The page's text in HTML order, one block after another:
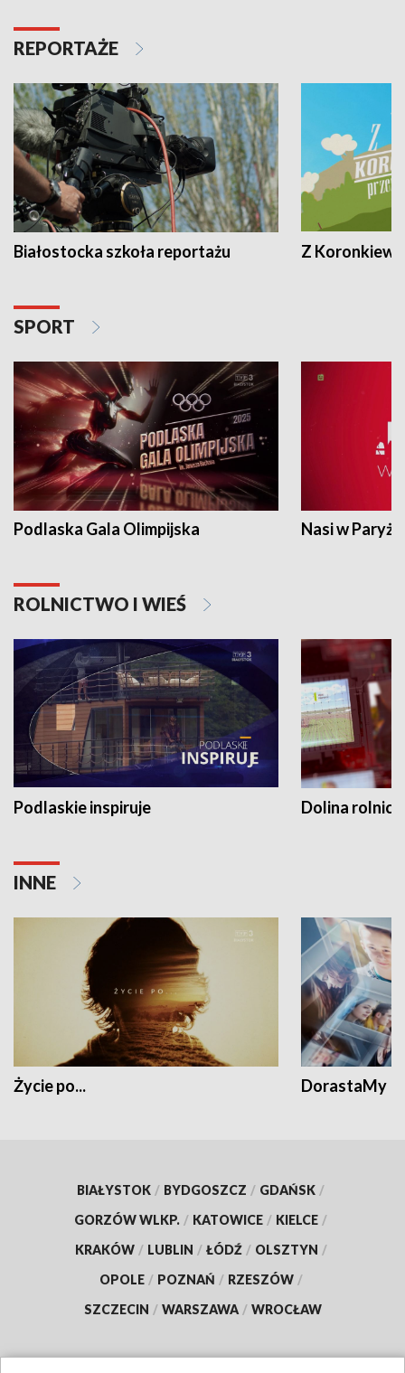
REPORTAŻE
Białostocka szkoła reportażu Z
SPORT
Podlaska Gala Olimpijska Nasi w Paryżu
ROLNICTWO I WIEŚ
Podlaskie inspiruje Dolina
INNE
Życie po... DorastaMy
BIAŁYSTOK / BYDGOSZCZ / GDAŃSK /
GORZÓW WLKP. / KATOWICE / KIELCE /
KRAKÓW / LUBLIN / ŁÓDŹ / OLSZTYN /
OPOLE / POZNAŃ / RZESZÓW /
SZCZECIN / WARSZAWA / WROCŁAW